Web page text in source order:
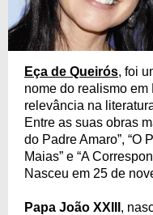
Eça de Queirós, foi
nome do realismo em
relevância na
Entre as suas obras
do Padre Amaro”, “O
Maias” e “A
Nasceu em 25 de
Papa João XXIII ,